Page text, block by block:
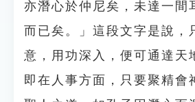
亦潛心於仲尼矣，未達一間
而已矣。」這段文字是說，
意，用功深入，便可通達天
即在人事方面，只要聚精會